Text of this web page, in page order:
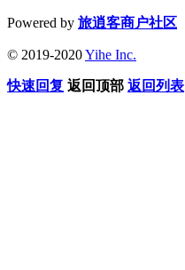
Powered by 旅逍客商户社区
© 2019-2020Yihe Inc.
快速回复 返回顶部 返回列表